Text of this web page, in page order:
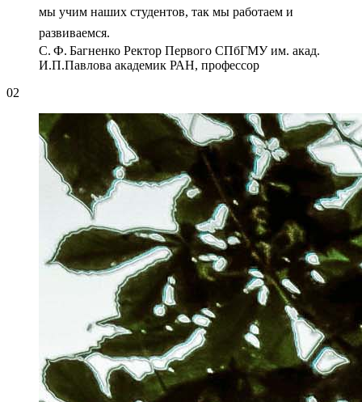
мы учим наших студентов, так мы работаем и
развиваемся.
С. Ф. Багненко Ректор Первого СПбГМУ им. акад.
И.П.Павлова академик РАН, профессор
02